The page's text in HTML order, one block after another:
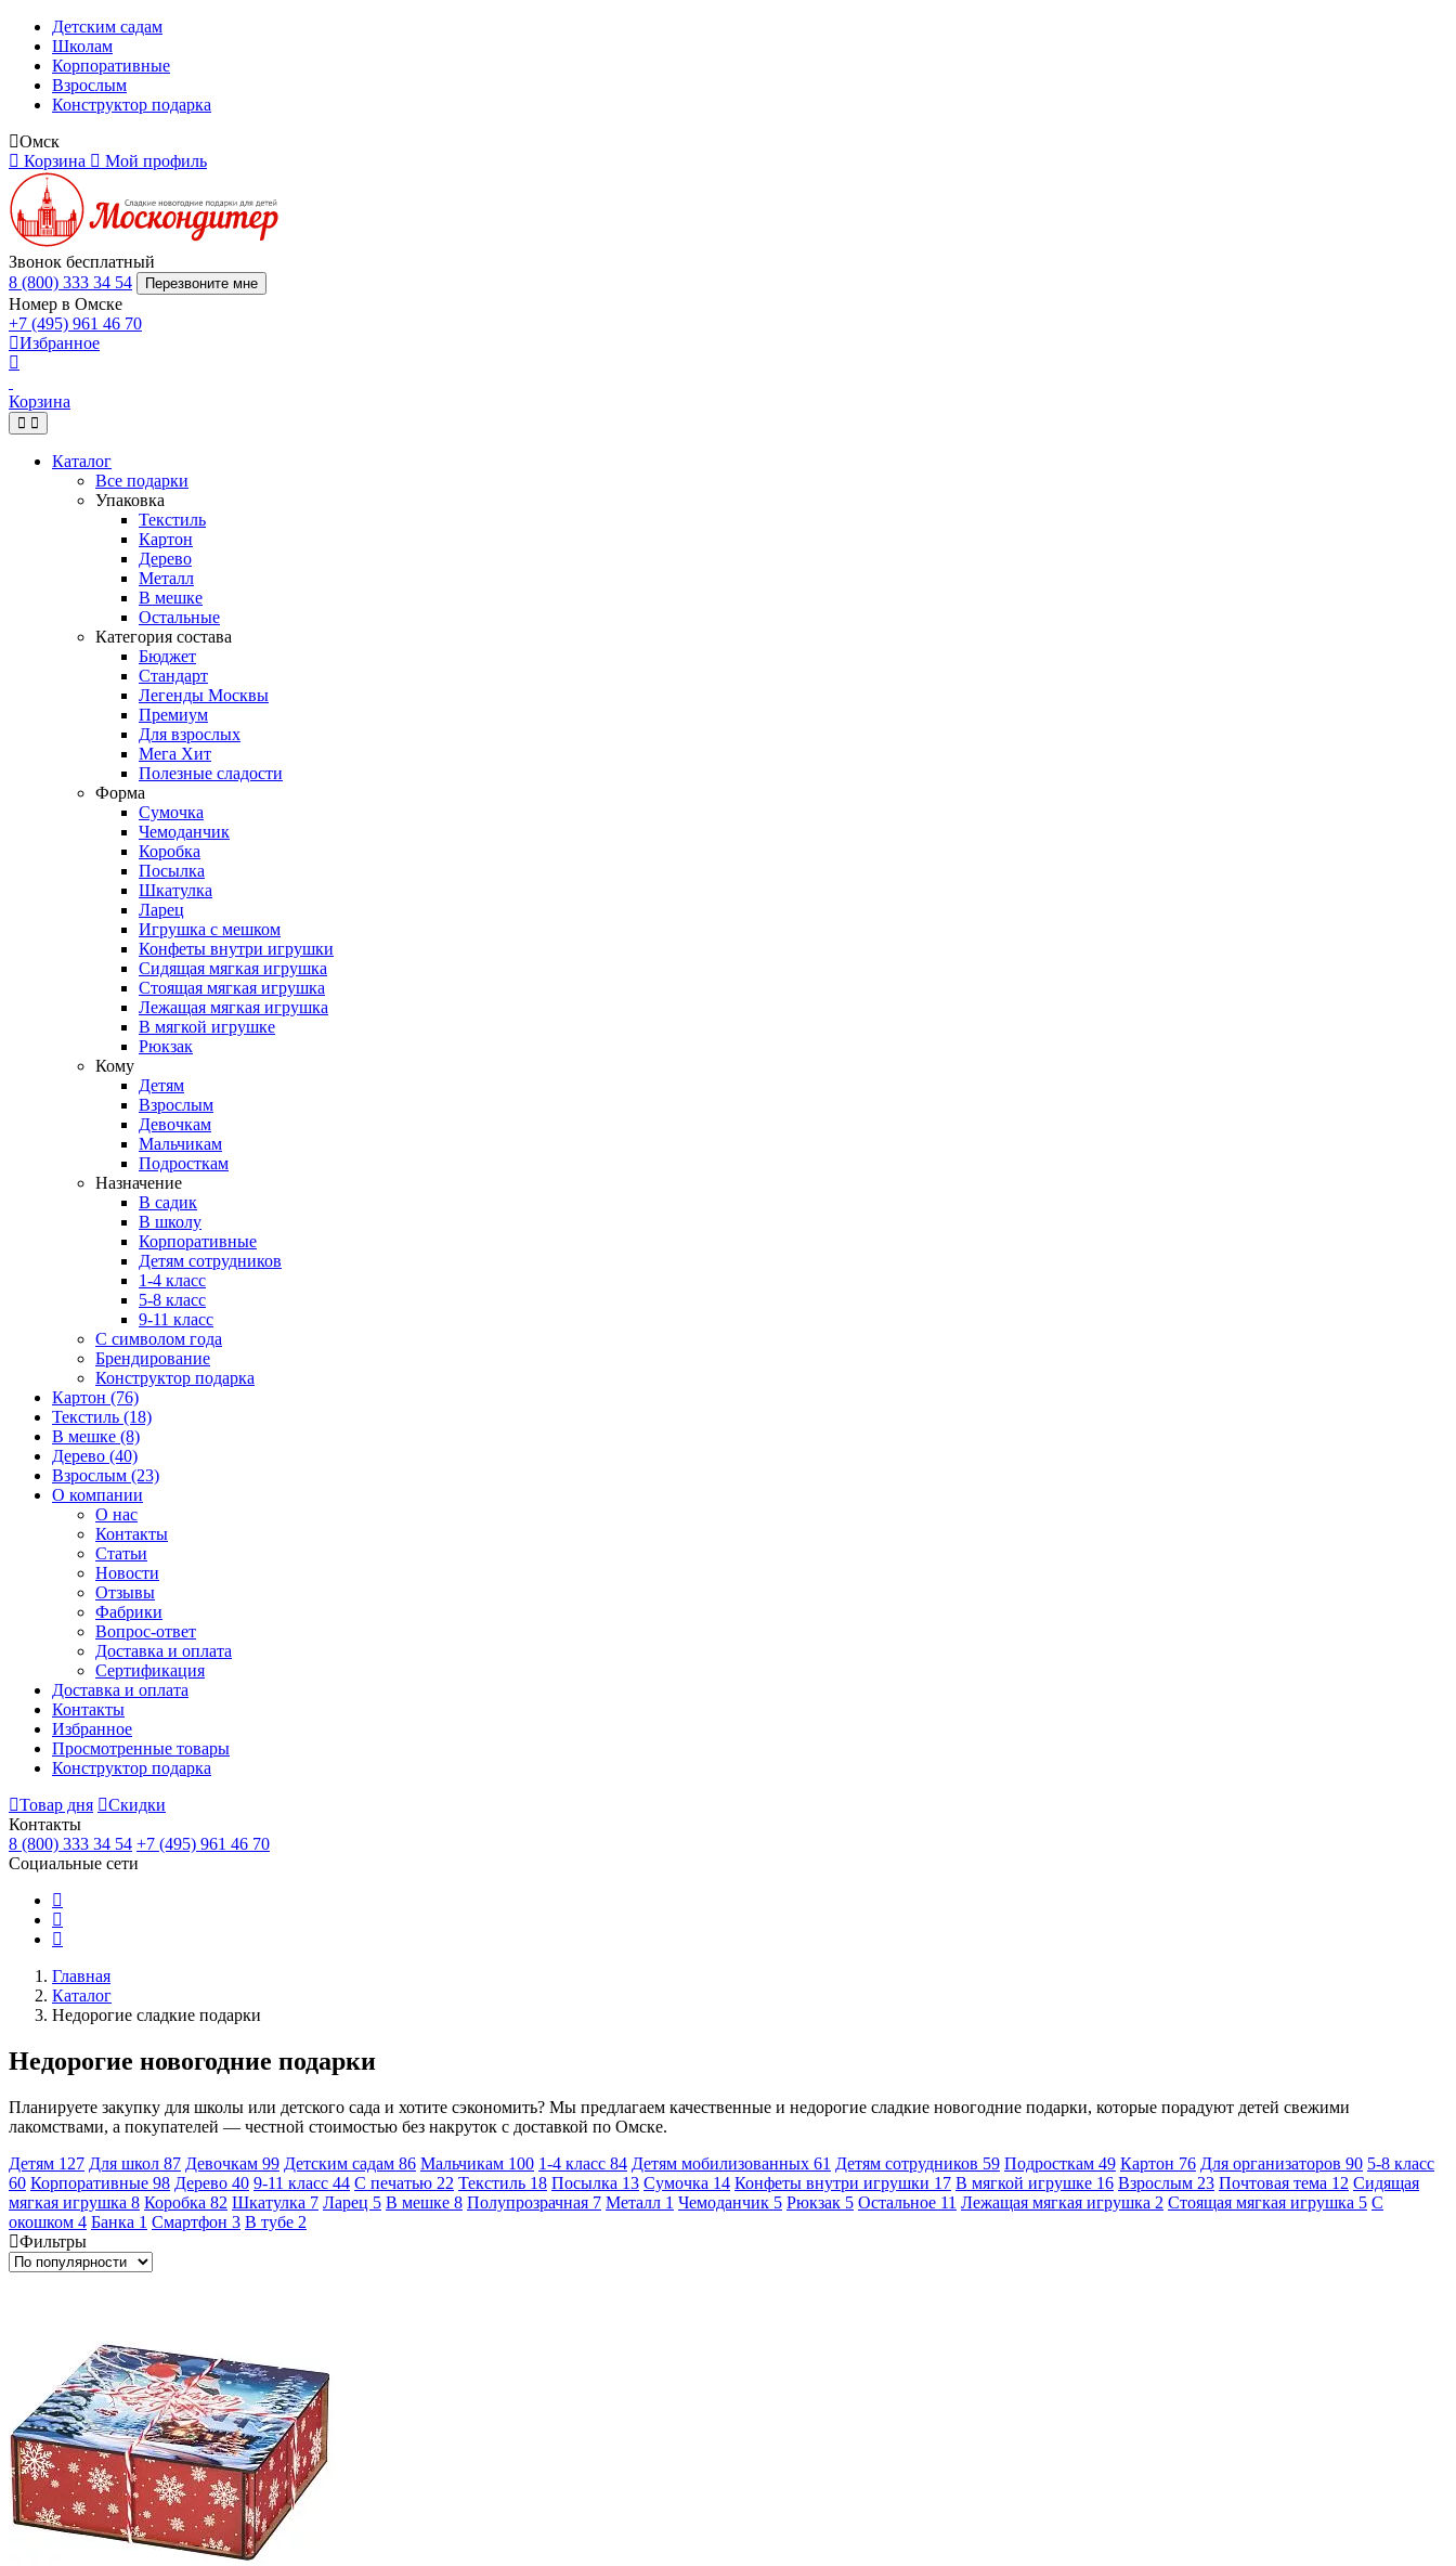
Детским садам
Школам
Корпоративные
Взрослым
Конструктор подарка
Омск
Корзина
Мой профиль
Звонок бесплатный
8 (800) 333 34 54
Перезвоните мне
Номер в Омске
+7 (495) 961 46 70
Избранное
Корзина
Каталог
Все подарки
Упаковка
Текстиль
Картон
Дерево
Металл
В мешке
Остальные
Категория состава
Бюджет
Стандарт
Легенды Москвы
Премиум
Для взрослых
Мега Хит
Полезные сладости
Форма
Сумочка
Чемоданчик
Коробка
Посылка
Шкатулка
Ларец
Игрушка с мешком
Конфеты внутри игрушки
Сидящая мягкая игрушка
Стоящая мягкая игрушка
Лежащая мягкая игрушка
В мягкой игрушке
Рюкзак
Кому
Детям
Взрослым
Девочкам
Мальчикам
Подросткам
Назначение
В садик
В школу
Корпоративные
Детям сотрудников
1-4 класс
5-8 класс
9-11 класс
С символом года
Брендирование
Конструктор подарка
Картон (76)
Текстиль (18)
В мешке (8)
Дерево (40)
Взрослым (23)
О компании
О нас
Контакты
Статьи
Новости
Отзывы
Фабрики
Вопрос-ответ
Доставка и оплата
Сертификация
Доставка и оплата
Контакты
Избранное
Просмотренные товары
Конструктор подарка
Товар дня
Скидки
Контакты
8 (800) 333 34 54 +7 (495) 961 46 70
Социальные сети
Главная
Каталог
Недорогие сладкие подарки
Недорогие новогодние подарки
Планируете закупку для школы или детского сада и хотите сэкономить? Мы предлагаем качественные и недорогие сладкие новогодние подарки, которые порадуют детей свежими
лакомствами, а покупателей — честной стоимостью без накруток с доставкой по Омске.
Детям 127 Для школ 87 Девочкам 99 Детским садам 86 Мальчикам 100 1-4 класс 84 Детям мобилизованных 61 Детям сотрудников 59 Подросткам 49 Картон 76 Для организаторов 90 5-8 класс
60 Корпоративные 98 Дерево 40 9-11 класс 44 С печатью 22 Текстиль 18 Посылка 13 Сумочка 14 Конфеты внутри игрушки 17 В мягкой игрушке 16 Взрослым 23 Почтовая тема 12 Сидящая
мягкая игрушка 8 Коробка 82 Шкатулка 7 Ларец 5 В мешке 8 Полупрозрачная 7 Металл 1 Чемоданчик 5 Рюкзак 5 Остальное 11 Лежащая мягкая игрушка 2 Стоящая мягкая игрушка 5 С
окошком 4 Банка 1 Смартфон 3 В тубе 2
Фильтры